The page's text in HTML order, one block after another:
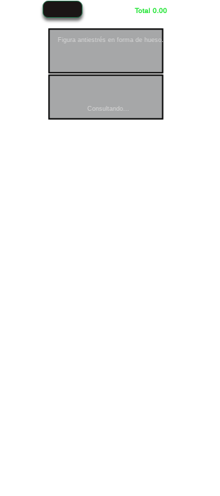
Total 0.00
Figura antiestrés en forma de hueso.
Consultando...